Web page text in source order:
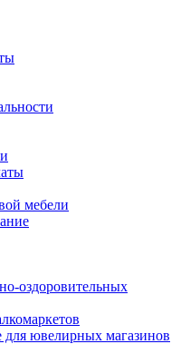
мебели
оздоровительных
для ювелирных магазинов